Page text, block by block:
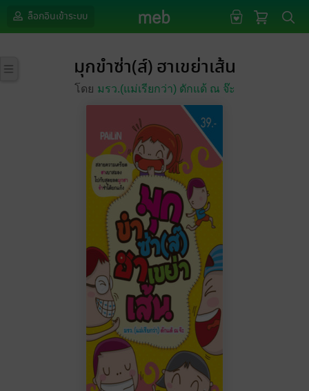
ล็อกอินเข้าระบบ
มุกขำซ่า(ส์) ฮาเขย่าเส้น
โดย มรว.(แม่เรียกว่า) ดักแด้ ณ จ๊ะ